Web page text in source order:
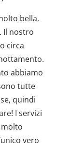
bella,
Il nostro
circa
abbiamo
tutte
quindi
I servizi
vero